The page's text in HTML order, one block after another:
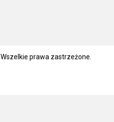
. Wszelkie prawa zastrzeżone.